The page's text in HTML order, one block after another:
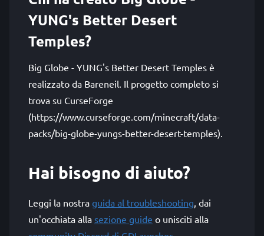
YUNG's Better Desert
Temples?
Big Globe - YUNG's Better Desert Temples è
realizzato da Bareneil. Il progetto completo si
trova su CurseForge
(https://www.curseforge.com/minecraft/data-
packs/big-globe-yungs-better-desert-temples).
Hai bisogno di aiuto?
Leggi la nostra guida al troubleshooting, dai
un'occhiata alla sezione guide o unisciti alla